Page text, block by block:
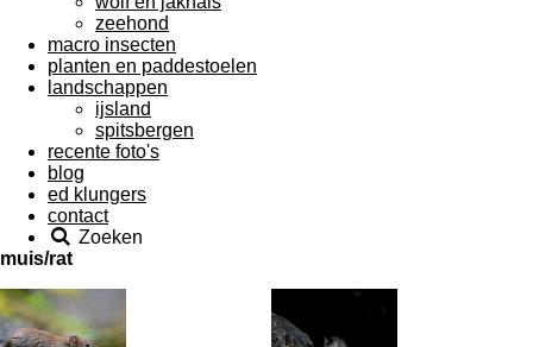
zeehond
macro insecten
planten en paddestoelen
landschappen
ijsland
spitsbergen
recente foto's
blog
ed klungers
contact
Zoeken
muis/rat